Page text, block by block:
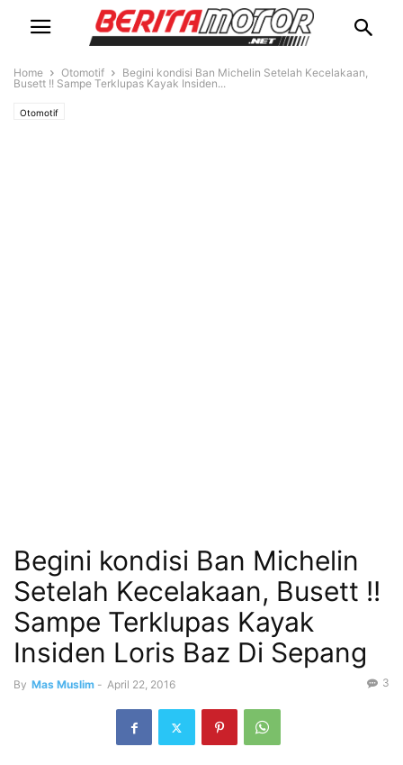
Home Otomotif
Begini kondisi Ban Michelin Setelah Kecelakaan,
Busett !! Sampe Terklupas Kayak Insiden...
Otomotif
Begini kondisi Ban Michelin
Setelah Kecelakaan, Busett !!
Sampe Terklupas Kayak
Insiden Loris Baz Di Sepang
By Mas Muslim - April 22, 2016 3